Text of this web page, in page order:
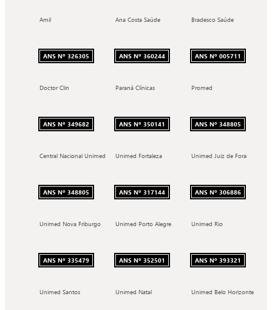
Amil
ANS Nº 326305
Ana Costa Saúde
ANS Nº 360244
Bradesco Saúde
ANS Nº 005711
Doctor Clin
ANS Nº 349682
Paraná Clínicas
ANS Nº 350141
Promed
ANS Nº 348805
Central Nacional Unimed
ANS Nº 348805
Unimed Fortaleza
ANS Nº 317144
Unimed Juiz de Fora
ANS Nº 306886
Unimed Nova Friburgo
ANS Nº 335479
Unimed Porto Alegre
ANS Nº 352501
Unimed Rio
ANS Nº 393321
Unimed Santos Unimed Natal Unimed Belo Horizonte